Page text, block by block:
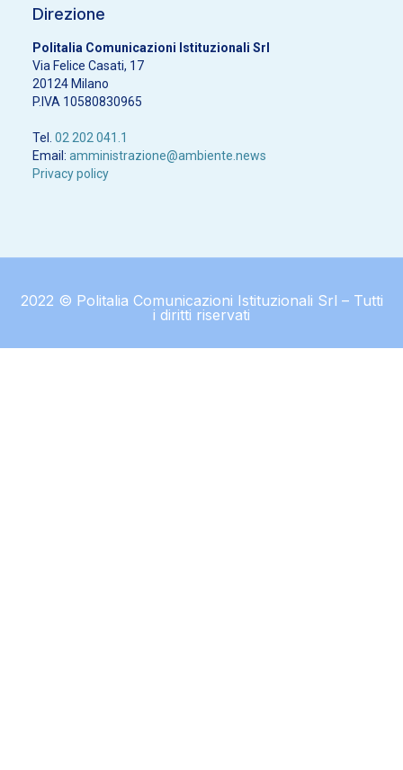
Direzione
Politalia Comunicazioni Istituzionali Srl
Via Felice Casati, 17
20124 Milano
P.IVA 10580830965
Tel. 02 202 041.1
Email: amministrazione@ambiente.news
Privacy policy
2022 © Politalia Comunicazioni Istituzionali Srl – Tutti
i diritti riservati